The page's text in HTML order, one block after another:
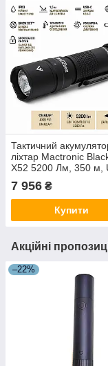
Тактичний
ліхтар Mactronic
X52 5200 Лм, 350 м,
C, 21700, кліпса,
7 956 ₴
Купити
Акційні
–22%